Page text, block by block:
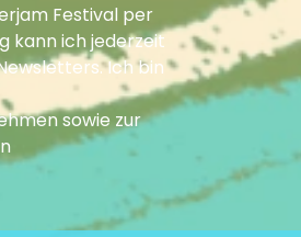
Festival per
kann ich jederzeit
Ich bin
sowie zur